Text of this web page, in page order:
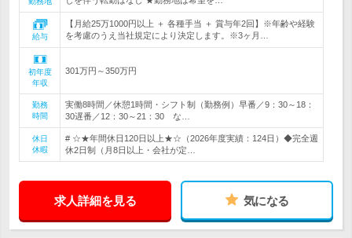
給与
【月給25万1000円以上 ＋ 各種手当 ＋ 賞与年2回】※年齢や経験
を考慮のうえ当社規定により決定します。※3ヶ月…
初年度
年収
301万円～350万円
勤務
時間
実働8時間／休憩1時間・シフト制（勤務例）早番／9：30～18：
30遅番／12：30～21：30 な…
休日
休暇
# ☆★年間休日120日以上★☆（2026年度実績：124日）◆完全週
休2日制（月8日以上・会社が定…
求人詳細を見る 気になる